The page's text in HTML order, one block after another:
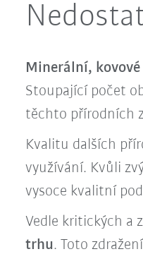
Minerální,
Stoupající počet
těchto přírodních
Kvalitu dalších
využívání. Kvůli
vysoce kvalitní
Vedle kritických a
trhu. Toto